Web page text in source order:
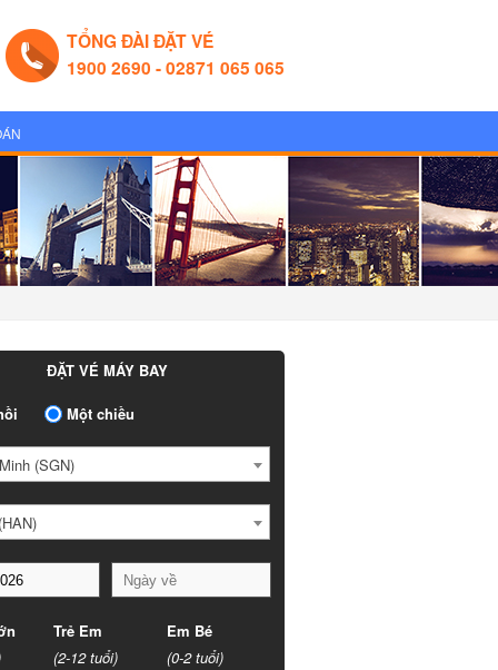
TỔNG ĐÀI ĐẶT VÉ
1900 2690 - 02871 065 065
ĐẶT VÉ MÁY BAY
Một chiều
(SGN)
Trẻ Em
(2-12 tuổi)
Em Bé
(0-2 tuổi)